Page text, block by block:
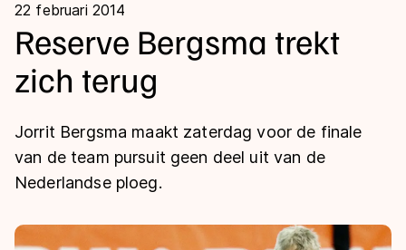
Kalender
Disciplines
Langebaan
Shorttrack
Uitslagen
Langebaan
Marathon
Tijden & historie
Ranglijsten Langebaan
22 februari 2014
Reserve Bergsma trekt
zich terug
Jorrit Bergsma maakt zaterdag voor de finale
van de team pursuit geen deel uit van de
Nederlandse ploeg.